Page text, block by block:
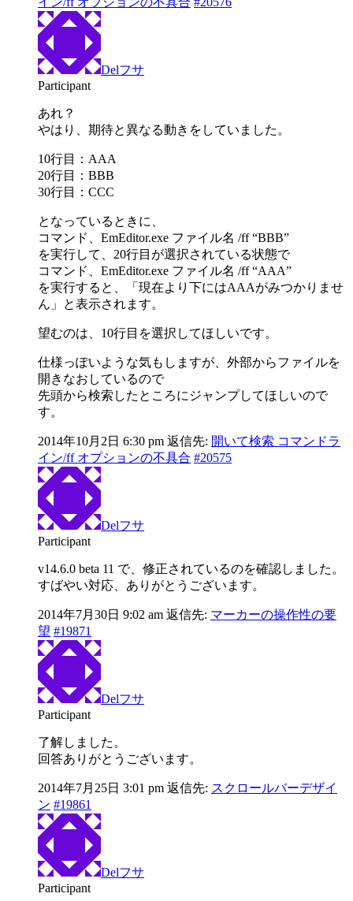
Delフサ
Participant
あれ？
やはり、期待と異なる動きをしていました。
10行目：AAA
20行目：BBB
30行目：CCC
となっているときに、
コマンド、EmEditor.exe ファイル名 /ff “BBB”
を実行して、20行目が選択されている状態で
コマンド、EmEditor.exe ファイル名 /ff “AAA”
を実行すると、「現在より下にはAAAがみつかりませ
ん」と表示されます。
望むのは、10行目を選択してほしいです。
仕様っぽいような気もしますが、外部からファイルを
開きなおしているので
先頭から検索したところにジャンプしてほしいので
す。
2014年10月2日 6:30 pm 返信先: 開いて検索 コマンドラ
イン/ff オプションの不具合 #20575
Delフサ
Participant
v14.6.0 beta 11 で、修正されているのを確認しました。
すばやい対応、ありがとうございます。
2014年7月30日 9:02 am 返信先: マーカーの操作性の要
望 #19871
Delフサ
Participant
了解しました。
回答ありがとうございます。
2014年7月25日 3:01 pm 返信先: スクロールバーデザイ
ン #19861
Delフサ
Participant